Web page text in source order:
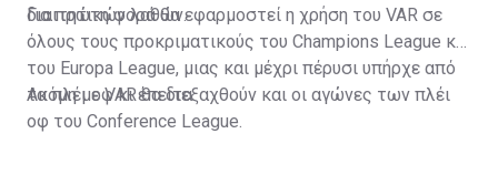
διαιτητικών λαθών.
Για πρώτη φορά θα εφαρμοστεί η χρήση του VAR σε
όλους τους προκριματικούς του Champions League και
του Europa League, μιας και μέχρι πέρυσι υπήρχε από
τα πλέι οφ κι έπειτα.
Ακόμη με VAR θα διεξαχθούν και οι αγώνες των πλέι
οφ του Conference League.